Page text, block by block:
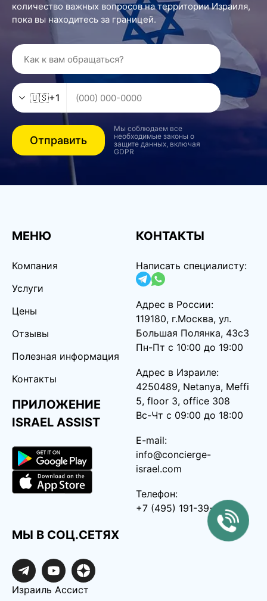
количество важных вопросов на территории Израиля,
пока вы находитесь за границей.
🇺🇸+1
Отправить
Мы соблюдаем все
необходимые законы о
защите данных, включая
GDPR
Израиль Ассист
МЕНЮ
Компания
Услуги
Цены
Отзывы
Полезная информация
Контакты
ПРИЛОЖЕНИЕ
ISRAEL ASSIST
КОНТАКТЫ
Написать специалисту:
Адрес в России:
119180, г.Москва, ул.
Большая Полянка, 43с3
Пн-Пт с 10:00 до 19:00
Адрес в Израиле:
4250489, Netanya, Meffi
5, floor 3, office 308
Вс-Чт с 09:00 до 18:00
E-mail:
info@concierge-
israel.com
Телефон:
+7 (495) 191-39-12
МЫ В СОЦ.СЕТЯХ